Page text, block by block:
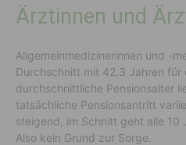
Ärztinnen und
Allgemeinmedizinerinnen und -
Durchschnitt mit 42,3 Jahren für
durchschnittliche Pensionsalter
tatsächliche Pensionsantritt
steigend, im Schnitt geht alle 10
Also kein Grund zur Sorge.